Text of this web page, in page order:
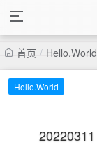
首页 / Hello.World
Hello.World